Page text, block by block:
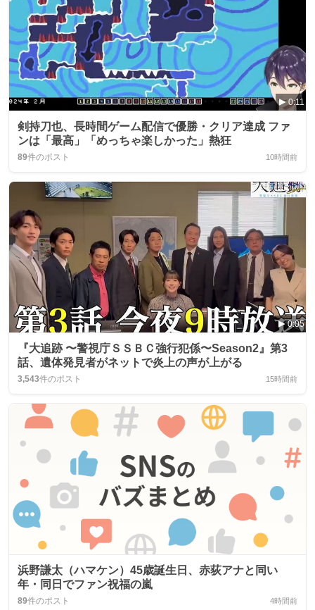
0:11
剣持刀也、長時間ゲーム配信で優勝・クリア達成 ファ
ンは「最高」「めっちゃ楽しかった」熱狂
89件のポスト 10時間前
0:05
『大追跡 〜警視庁ＳＳＢＣ強行犯係〜Season2』第3
話、遺体発見者がネットで炎上の声が上がる
3,543件のポスト 15時間前
浜野謙太（ハマケン）45歳誕生日、赤荻アナと同い
年・同日でファン祝福の嵐
89件のポスト 4時間前